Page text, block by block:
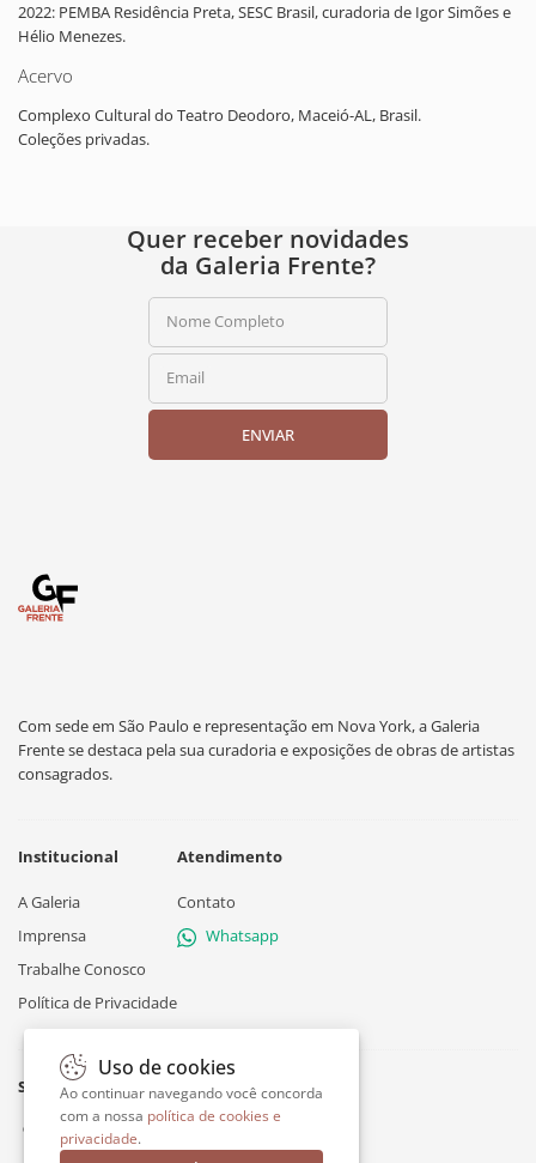
2022: PEMBA Residência Preta, SESC Brasil, curadoria de Igor Simões e
Hélio Menezes.
Acervo
Complexo Cultural do Teatro Deodoro, Maceió-AL, Brasil.
Coleções privadas.
Quer receber novidades
da Galeria Frente?
Nome Completo
Email
ENVIAR
Com sede em São Paulo e representação em Nova York, a Galeria
Frente se destaca pela sua curadoria e exposições de obras de artistas
consagrados.
Institucional
A Galeria
Imprensa
Trabalhe Conosco
Política de Privacidade
Atendimento
Contato
Whatsapp
Siga a Galeria Frente
Uso de cookies
Ao continuar navegando você concorda
com a nossa política de cookies e
privacidade.